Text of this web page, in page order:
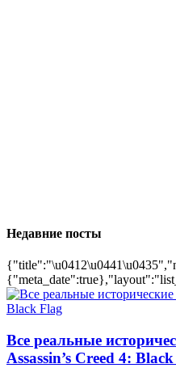
Недавние посты
Все реальные
Assassin’s Creed 4: